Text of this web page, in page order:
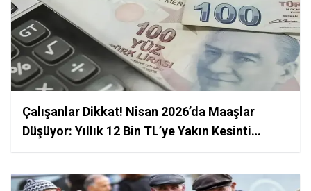
Çalışanlar Dikkat! Nisan 2026’da Maaşlar
Düşüyor: Yıllık 12 Bin TL’ye Yakın Kesinti
Geliyor